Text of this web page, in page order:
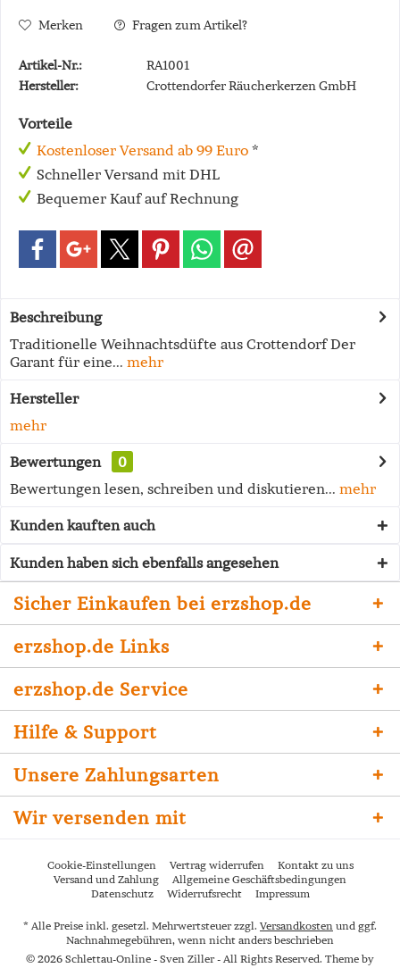
Merken Fragen zum Artikel?
Artikel-Nr.:
RA1001
Hersteller:
Crottendorfer Räucherkerzen GmbH
Vorteile
Kostenloser Versand ab 99 Euro *
Schneller Versand mit DHL
Bequemer Kauf auf Rechnung
Beschreibung
Traditionelle Weihnachtsdüfte aus Crottendorf Der
Garant für eine... mehr
Hersteller
mehr
Bewertungen
0
Bewertungen lesen, schreiben und diskutieren... mehr
Kunden kauften auch
Kunden haben sich ebenfalls angesehen
Sicher Einkaufen bei erzshop.de
erzshop.de Links
erzshop.de Service
Hilfe & Support
Unsere Zahlungsarten
Wir versenden mit
Cookie-Einstellungen Vertrag widerrufen
Kontakt zu uns
Versand und Zahlung
Allgemeine Geschäftsbedingungen
Datenschutz
Widerrufsrecht Impressum
* Alle Preise inkl. gesetzl. Mehrwertsteuer zzgl. Versandkosten und ggf.
Nachnahmegebühren, wenn nicht anders beschrieben
© 2026 Schlettau-Online - Sven Ziller - All Rights Reserved. Theme by